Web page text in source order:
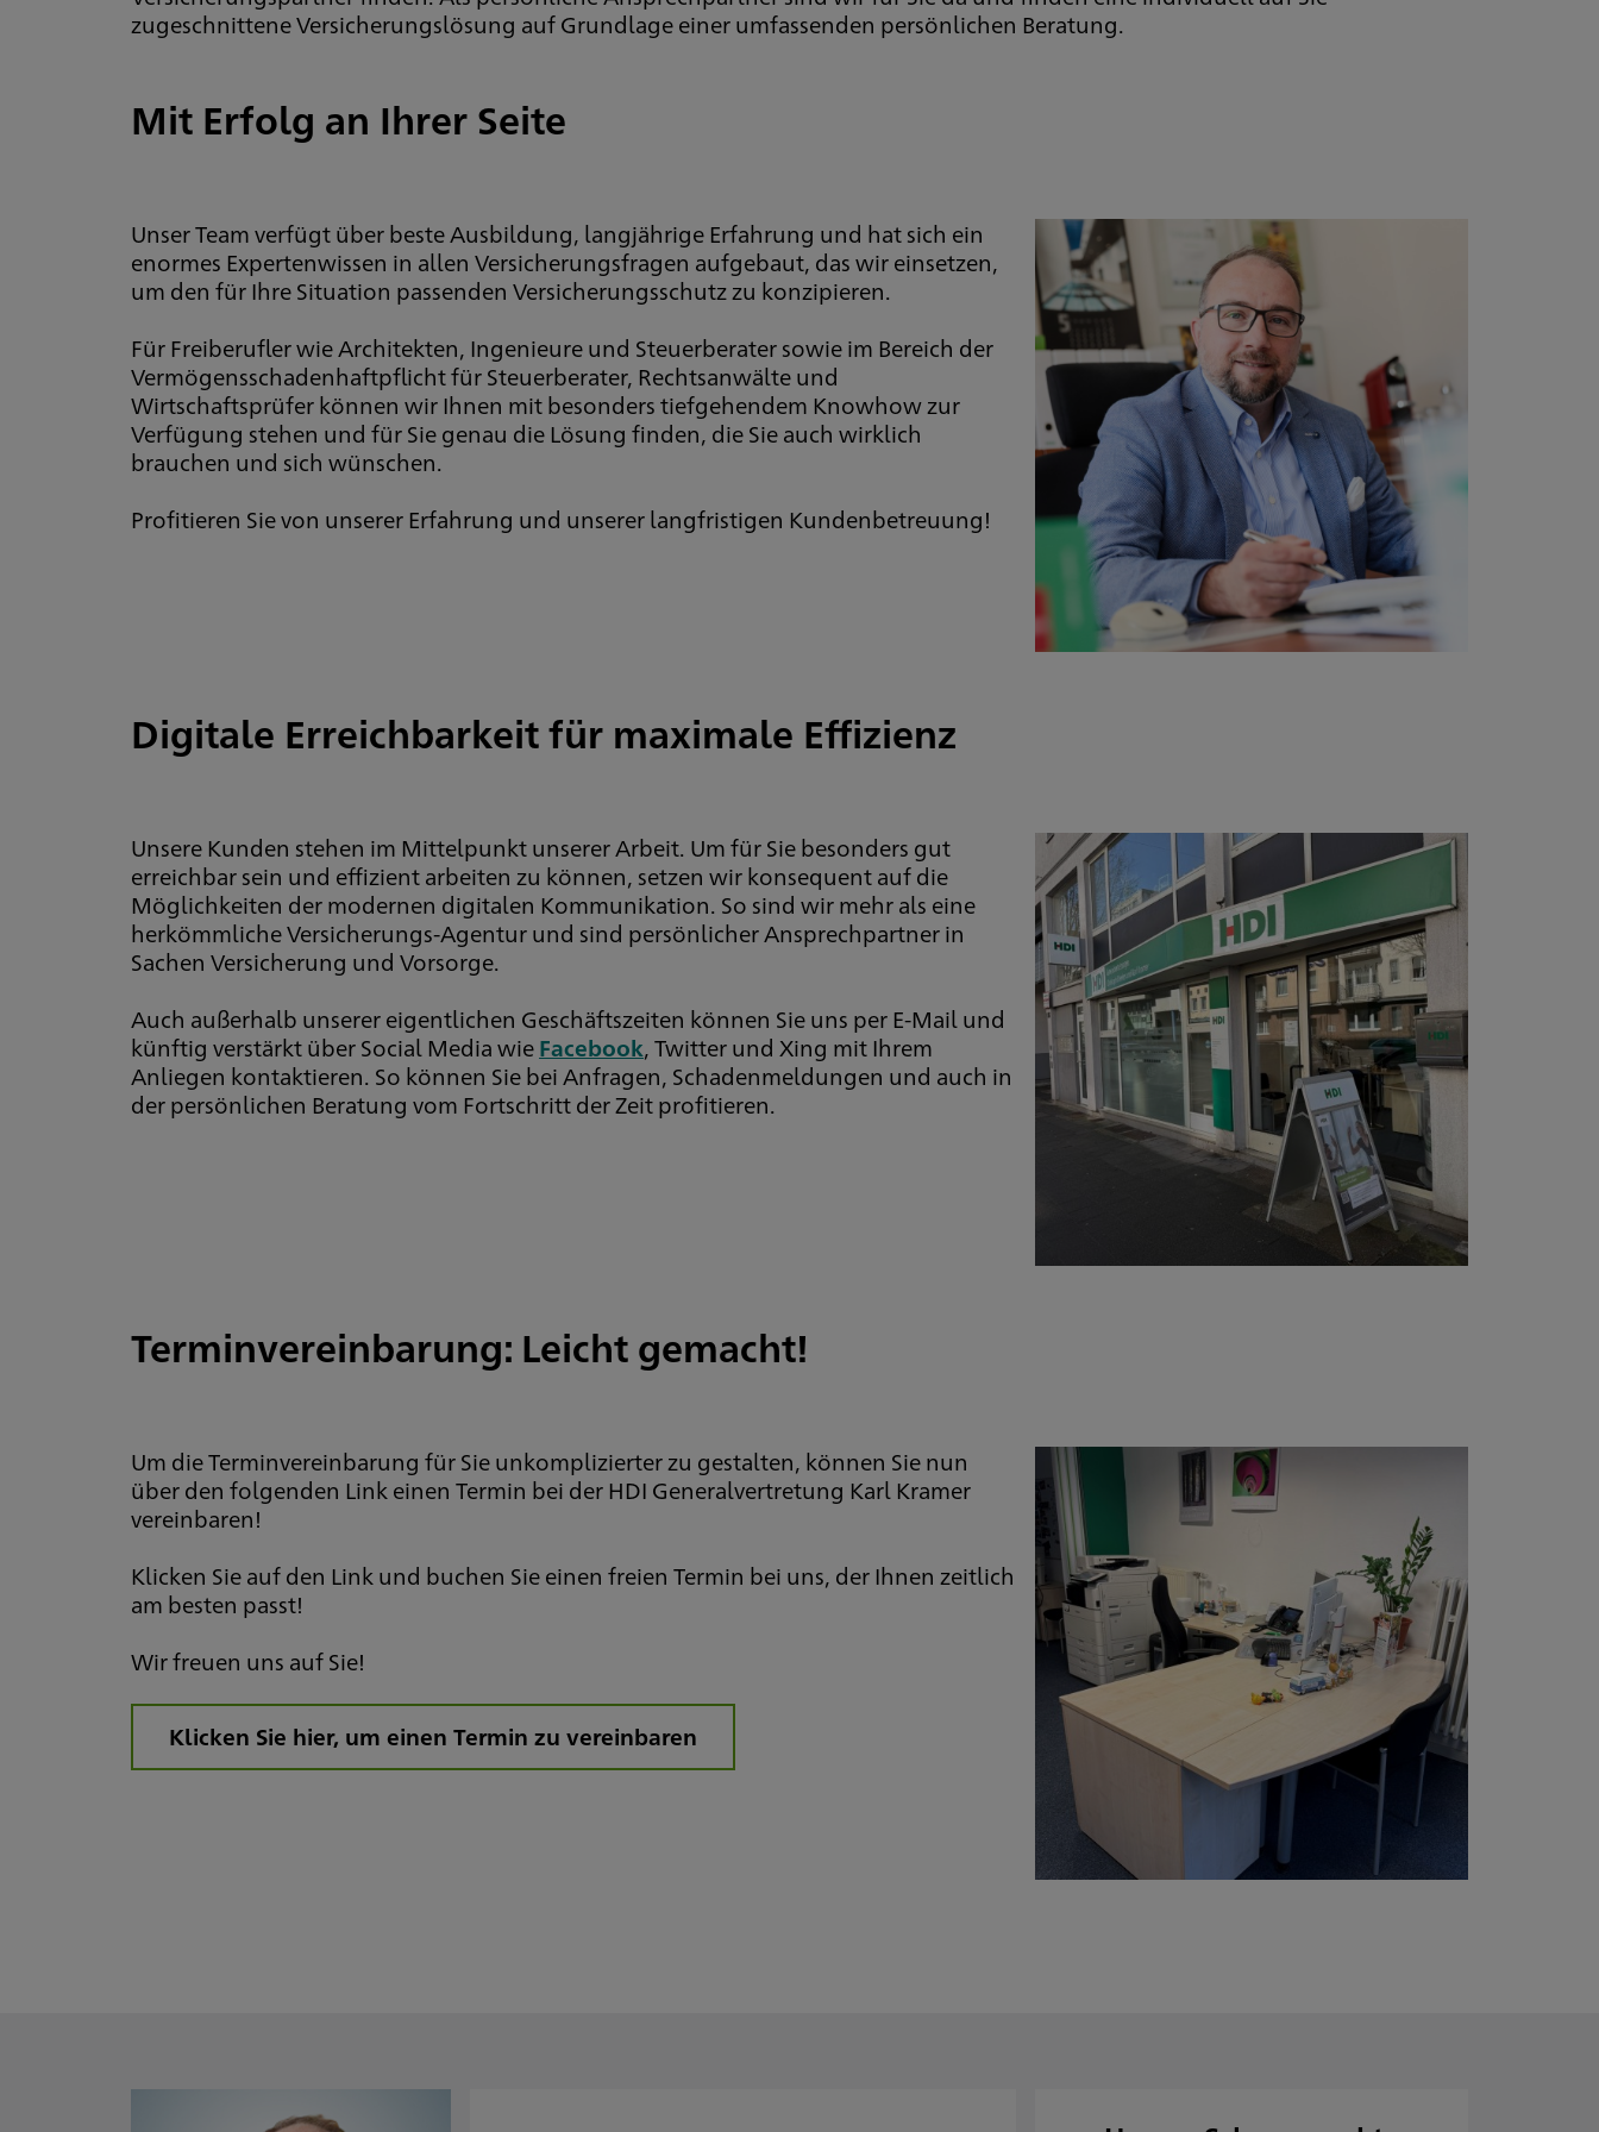
zugeschnittene Versicherungslösung auf Grundlage einer umfassenden persönlichen Beratung.
Mit Erfolg an Ihrer Seite
Unser Team verfügt über beste Ausbildung, langjährige Erfahrung und hat sich ein
enormes Expertenwissen in allen Versicherungsfragen aufgebaut, das wir einsetzen,
um den für Ihre Situation passenden Versicherungsschutz zu konzipieren.
Für Freiberufler wie Architekten, Ingenieure und Steuerberater sowie im Bereich der
Vermögensschadenhaftpflicht für Steuerberater, Rechtsanwälte und
Wirtschaftsprüfer können wir Ihnen mit besonders tiefgehendem Knowhow zur
Verfügung stehen und für Sie genau die Lösung finden, die Sie auch wirklich
brauchen und sich wünschen.
Profitieren Sie von unserer Erfahrung und unserer langfristigen Kundenbetreuung!
Digitale Erreichbarkeit für maximale Effizienz
Unsere Kunden stehen im Mittelpunkt unserer Arbeit. Um für Sie besonders gut
erreichbar sein und effizient arbeiten zu können, setzen wir konsequent auf die
Möglichkeiten der modernen digitalen Kommunikation. So sind wir mehr als eine
herkömmliche Versicherungs-Agentur und sind persönlicher Ansprechpartner in
Sachen Versicherung und Vorsorge.
Auch außerhalb unserer eigentlichen Geschäftszeiten können Sie uns per E-Mail und
künftig verstärkt über Social Media wieFacebook, Twitter und Xing mit Ihrem
Anliegen kontaktieren. So können Sie bei Anfragen, Schadenmeldungen und auch in
der persönlichen Beratung vom Fortschritt der Zeit profitieren.
Terminvereinbarung: Leicht gemacht!
Um die Terminvereinbarung für Sie unkomplizierter zu gestalten, können Sie nun
über den folgenden Link einen Termin bei der HDI Generalvertretung Karl Kramer
vereinbaren!
Klicken Sie auf den Link und buchen Sie einen freien Termin bei uns, der Ihnen zeitlich
am besten passt!
Wir freuen uns auf Sie!
Klicken Sie hier, um einen Termin zu vereinbaren